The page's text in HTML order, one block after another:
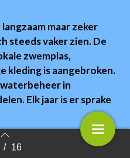
/ 16
maar zeker
steeds vaker zien. De
zwemplas,
kleding is aangebroken.
in
Elk jaar is er sprake
en regenval neemt af,
recreanten en